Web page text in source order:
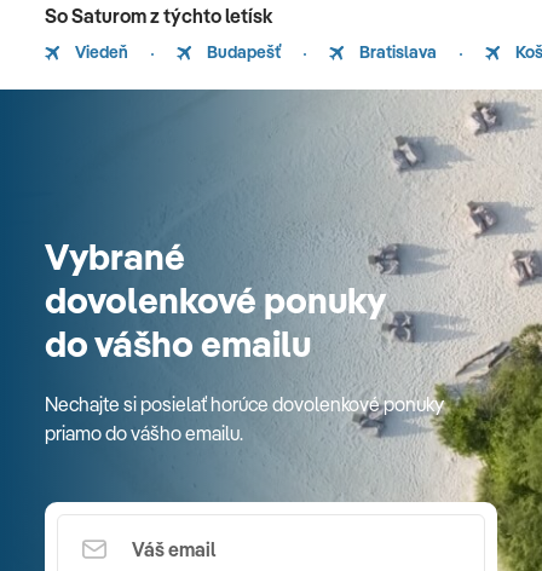
So Saturom z týchto letísk
Viedeň Budapešť Bratislava
Vybrané
dovolenkové ponuky
do vášho emailu
Nechajte si posielať horúce dovolenkové ponuky
priamo do vášho emailu.